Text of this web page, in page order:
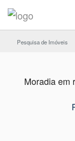
Pesquisa de Imóveis
Moradia em